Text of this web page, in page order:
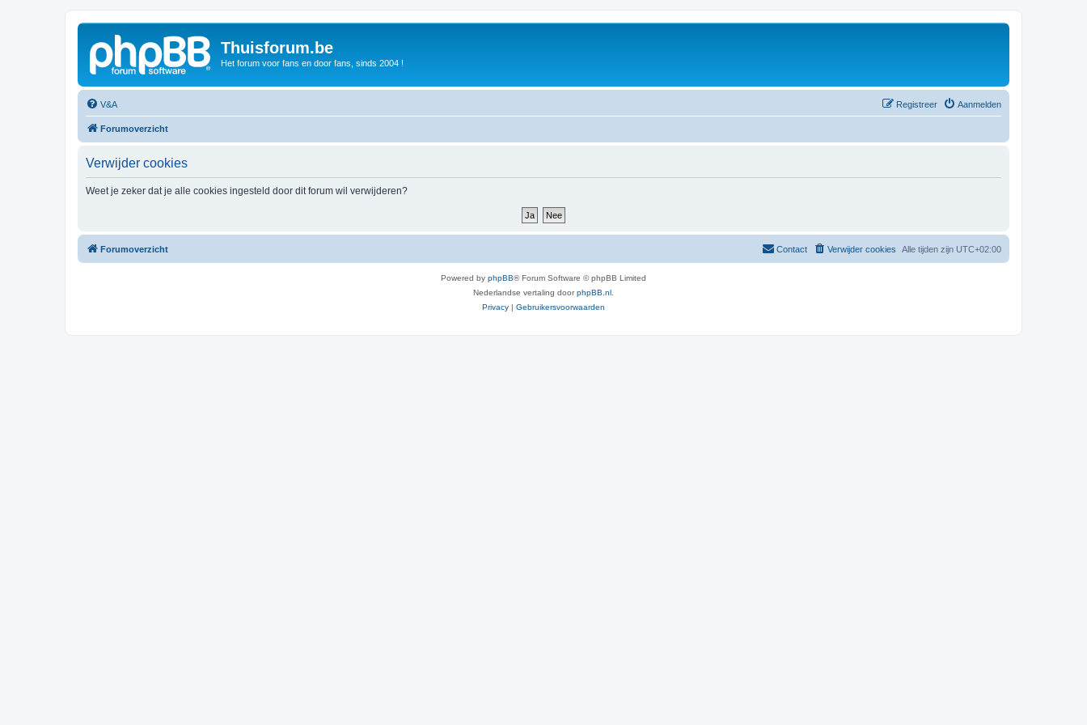
Thuisforum.be
Het forum voor fans en door fans, sinds 2004 !
V&A Aanmelden
Registreer
Forumoverzicht
Verwijder cookies
Weet je zeker dat je alle cookies ingesteld door dit forum wil verwijderen?
Forumoverzicht Alle tijden zijn UTC+02:00
Verwijder cookies
Contact
Powered by phpBB® Forum Software © phpBB Limited
Nederlandse vertaling doorphpBB.nl
Privacy | Gebruikersvoorwaarden